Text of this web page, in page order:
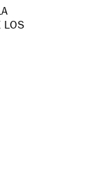
LOS